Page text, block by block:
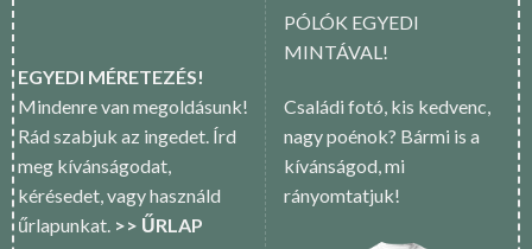
EGYEDI MÉRETEZÉS!
Mindenre van megoldásunk!
Rád szabjuk az ingedet. Írd
meg kívánságodat,
kérésedet, vagy használd
űrlapunkat. >> ŰRLAP
PÓLÓK EGYEDI
MINTÁVAL!
Családi fotó, kis kedvenc,
nagy poénok? Bármi is a
kívánságod, mi
rányomtatjuk!